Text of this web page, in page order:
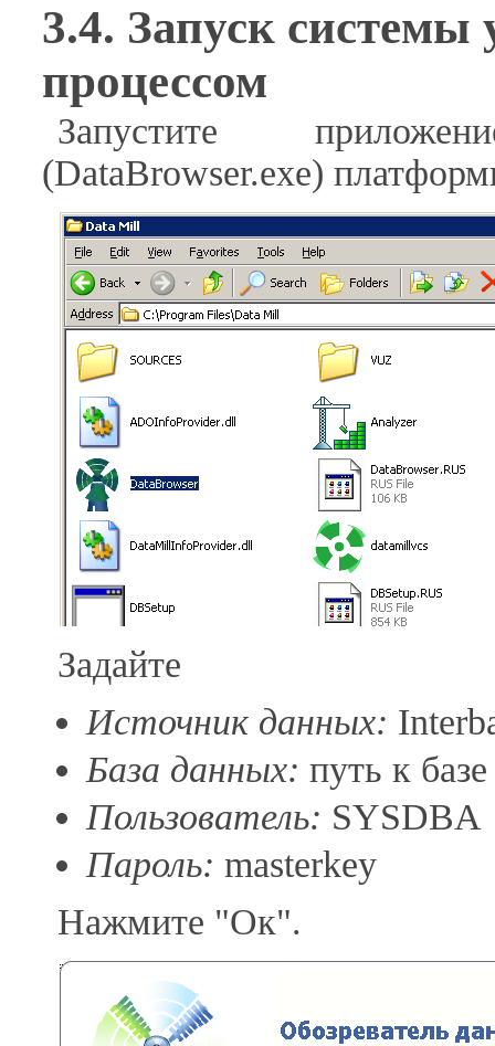
3.4. Запуск
процессом
Запустите
(DataBrowser.exe)
Задайте
Источник данных:
База данных: путь к
Пользователь: SYSDBA
Пароль: masterkey
Нажмите "Ок".